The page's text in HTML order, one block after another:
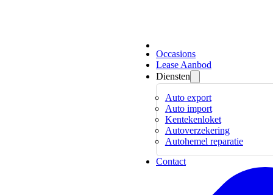
Occasions
Lease Aanbod
Diensten
Auto export
Auto import
Kentekenloket
Autoverzekering
Autohemel reparatie
Contact